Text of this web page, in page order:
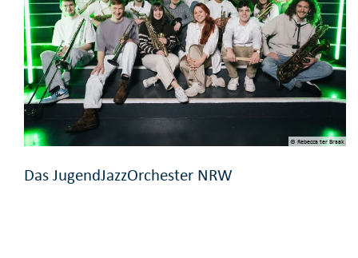
© Rebecca ter Braak
Das JugendJazzOrchester NRW